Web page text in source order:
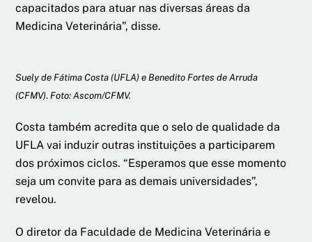
capacitados para atuar nas diversas áreas da
Medicina Veterinária”, disse.
Suely de Fátima Costa (UFLA) e Benedito Fortes de Arruda
(CFMV). Foto: Ascom/CFMV.
Costa também acredita que o selo de qualidade da
UFLA vai induzir outras instituições a participarem
dos próximos ciclos. “Esperamos que esse momento
seja um convite para as demais universidades”,
revelou.
O diretor da Faculdade de Medicina Veterinária e